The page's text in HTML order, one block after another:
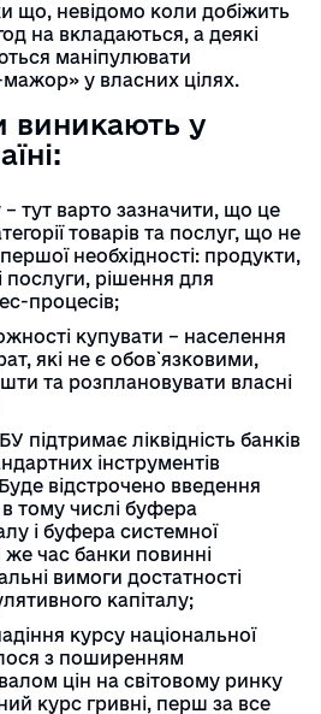
що, невідомо коли добіжить
на вкладаються, а деякі
маніпулювати
у власних цілях.
виникають у
тут варто зазначити, що це
товарів та послуг, що не
необхідності: продукти,
послуги, рішення для
процесів;
купувати – населення
які не є обов`язковими,
та розплановувати власні
підтримає ліквідність банків
інструментів
відстрочено введення
в тому числі буфера
і буфера системної
же час банки повинні
вимоги достатності
капіталу;
курсу національної
з поширенням
цін на світовому ринку
курс гривні, перш за все